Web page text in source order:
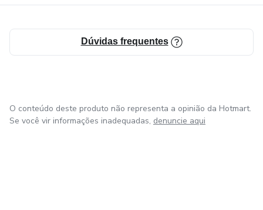
Dúvidas frequentes
O conteúdo deste produto não representa a opinião da Hotmart.
Se você vir informações inadequadas, denuncie aqui